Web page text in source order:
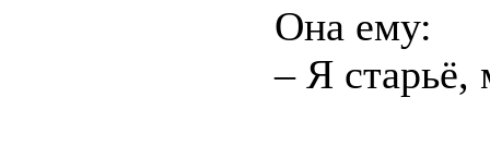
Она ему:
– Я старьё,